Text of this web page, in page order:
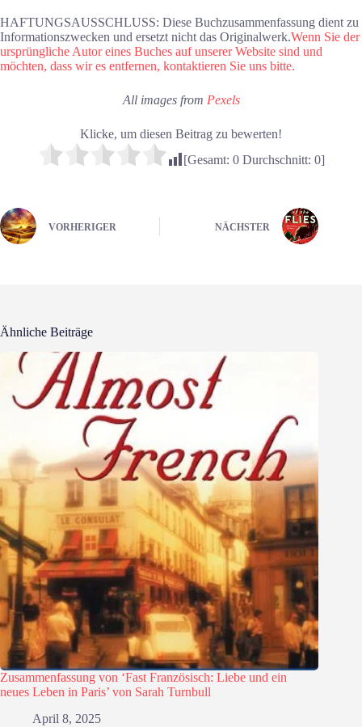
HAFTUNGSAUSSCHLUSS: Diese Buchzusammenfassung dient zu
Informationszwecken und ersetzt nicht das Originalwerk.Wenn Sie der
ursprüngliche Autor eines Buches auf unserer Website sind und
möchten, dass wir es entfernen, kontaktieren Sie uns bitte.
All images from Pexels
Klicke, um diesen Beitrag zu bewerten!
[Gesamt: 0Durchschnitt: 0]
VORHERIGER NÄCHSTER
Ähnliche Beiträge
Zusammenfassung von ‘Fast Französisch: Liebe und ein
neues Leben in Paris’ von Sarah Turnbull
April 8, 2025